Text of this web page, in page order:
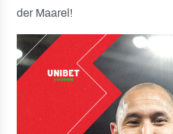
der Maarel!